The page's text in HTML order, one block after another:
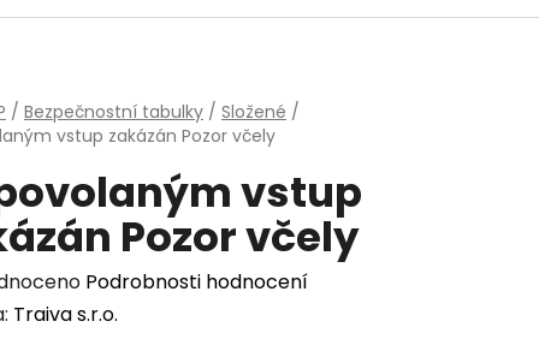
/ Bezpečnostní tabulky / Složené /
vstup zakázán Pozor včely
vstup
Pozor včely
Podrobnosti hodnocení
Traiva s.r.o.